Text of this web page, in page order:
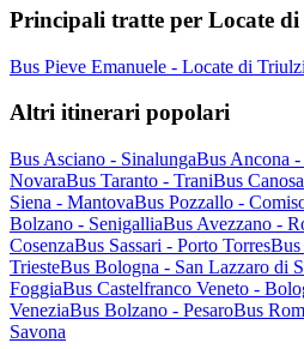
Principali tratte per Locate
Bus Pieve Emanuele - Locate di Triulzi
Altri itinerari popolari
Bus Asciano - SinalungaBus Ancona
NovaraBus Taranto - TraniBus
Siena - MantovaBus Pozzallo -
Bolzano - SenigalliaBus Avezzano -
CosenzaBus Sassari - Porto Torres
TriesteBus Bologna - San Lazzaro di
FoggiaBus Castelfranco Veneto -
VeneziaBus Bolzano - PesaroBus
Savona